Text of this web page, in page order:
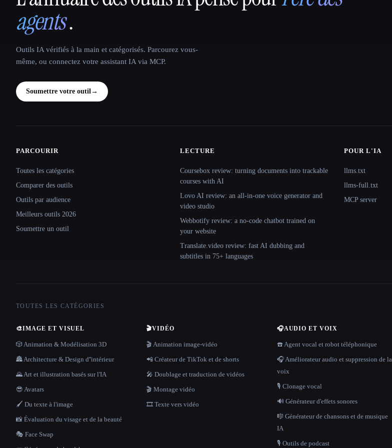
agents.
Outils IA vérifiés à la main et catégorisés. Parcourez vous-
même, ou connectez votre assistant IA via MCP.
Soumettre votre outil →
Site navigation
PARCOURIR
Toutes les catégories
Comparer des outils
Outils par audience
Meilleurs outils 2026
Soumettre un outil
LECTURE
Coursebox review: turning documents into trackable
courses with AI
Lovo AI review: an all-in-one voice generator and
video studio
Webbotify review: a no-code chatbot trained on
your website
Translate.video review: fast AI dubbing and
subtitles in 75+ languages
POUR L'IA
llms.txt
llms-full.txt
MCP server
TOUTES LES CATÉGORIES
🎨IMAGE ET VISUEL
🎲 Animation & Modélisation 3D
🏯 Architecture & Design d''intérieur
🌄 Art et illustration basés sur l'IA
😎 Avatars
🖌️ Du texte à l'image
📸 Évaluation du visage et de la beauté
🎭 Face Swap
🎬VIDÉO
🎬 Animation image-vidéo
📲 Créateur de TikTok et de shorts
🎤 Doublage et traduction de vidéos
🎬 Montage vidéo
🎞️ Texte vers vidéo
🎧AUDIO ET VOIX
☎️ Agent vocal et robot téléphonique
🎧 Améliorateur audio et suppression de la
voix
🎙️ Clonage vocal
🔊 Générateur d'effets sonores
🎼 Générateur de chansons et de musique
IA
🎙️ Outils de podcast